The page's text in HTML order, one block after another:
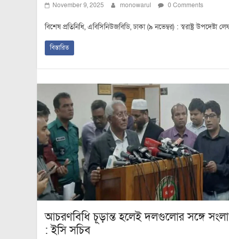
November 9, 2025 monowarul 0 Comments
বিশেষ প্রতিনিধি, এবিসিনিউজবিডি, ঢাকা (৯ নভেম্বর) : স্বরাষ্ট্র
বিস্তারিত
আচরণবিধি চূড়ান্ত হলেই দলগুলোর সঙ্গে
: ইসি সচিব